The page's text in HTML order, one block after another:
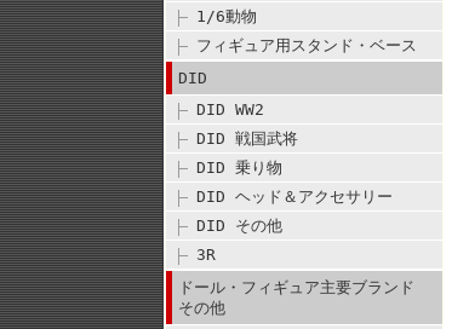
1/6動物
フィギュア用スタンド・ベース
DID
DID WW2
DID 戦国武将
DID 乗り物
DID ヘッド＆アクセサリー
DID その他
3R
ドール・フィギュア主要ブランド
その他